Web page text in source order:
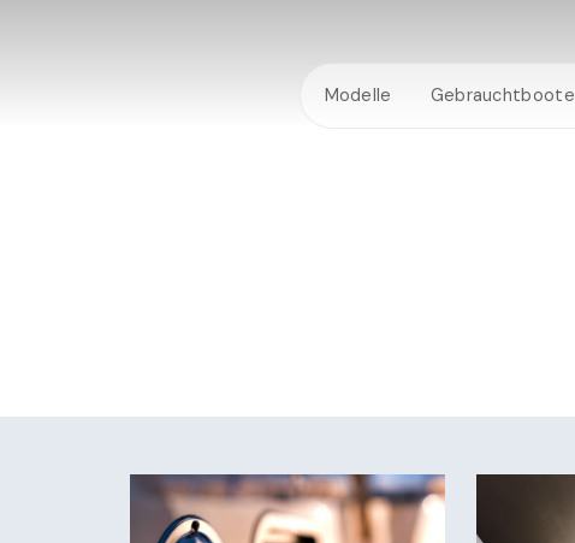
Modelle Gebrauchtboote